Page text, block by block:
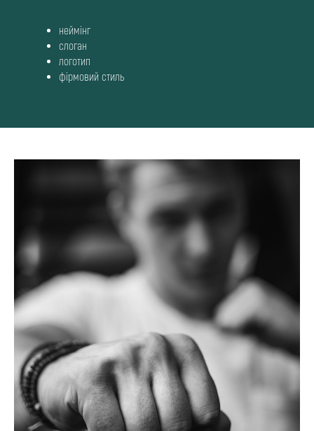
неймінг
слоган
логотип
фірмовий стиль